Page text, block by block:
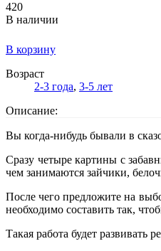
420
В наличии
В корзину
Возраст
2-3 года, 3-5 лет
Описание:
Вы когда-нибудь бывали в
Сразу четыре картины с
чем занимаются зайчики,
После чего предложите на
необходимо составить так,
Такая работа будет развивать